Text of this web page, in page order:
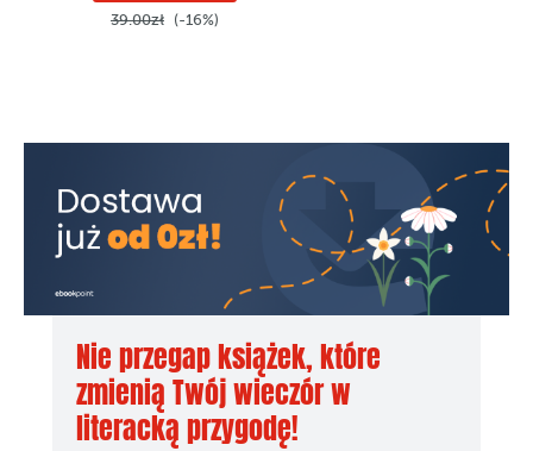
39.00zł (-16%)
Nie przegap książek, które
zmienią Twój wieczór w
literacką przygodę!